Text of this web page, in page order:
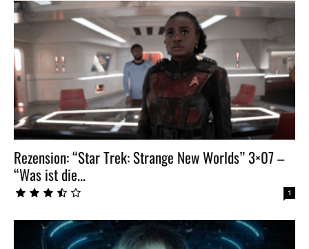
Rezension: “Star Trek: Strange New Worlds” 3×07 –
“Was ist die...
1